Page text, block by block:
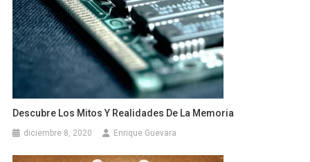
Descubre Los Mitos Y Realidades De La Memoria
diciembre 8, 2020 Enrique Guevara